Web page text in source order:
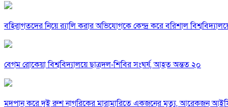
বহিরাগতদের নিয়ে র‍্যালি করার অভিযোগকে কেন্দ্র করে বরিশাল
বেগম রোকেয়া বিশ্ববিদ্যালয়ে ছাত্রদল-শিবির সংঘর্ষ, আহত অন্তত ২০
মদপান করে দুই রুশ নাগরিকের মারামারিতে একজনের মৃত্যু, আরেকজন